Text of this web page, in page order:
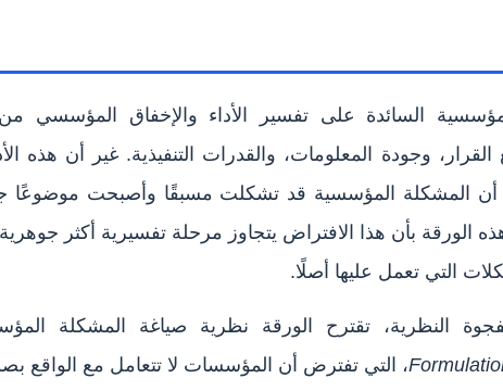
السائدة على تفسير الأداء والإخفاق المؤسسي
وجودة المعلومات، والقدرات التنفيذية. غير أن هذه
المشكلة المؤسسية قد تشكلت مسبقًا وأصبحت موضوعًا
الورقة بأن هذا الافتراض يتجاوز مرحلة تفسيرية أكثر
التي تعمل عليها أصلًا.
النظرية، تقترح الورقة نظرية صياغة المشكلة
، التي تفترض أن المؤسسات لا تتعامل مع الواقع